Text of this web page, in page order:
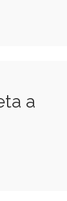
a